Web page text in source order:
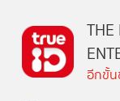
THE
อีกขั้น